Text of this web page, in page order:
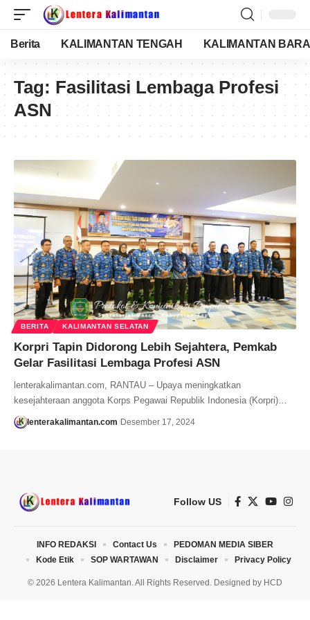
Berita KALIMANTAN TENGAH KALIMANTAN
Tag: Fasilitasi Lembaga Profesi
ASN
BERITA KALIMANTAN SELATAN
Korpri Tapin Didorong Lebih Sejahtera, Pemkab
Gelar Fasilitasi Lembaga Profesi ASN
lenterakalimantan.com, RANTAU – Upaya meningkatkan
kesejahteraan anggota Korps Pegawai Republik Indonesia (Korpri)…
lenterakalimantan.com Desember 17, 2024
Follow US
© 2026 Lentera Kalimantan. All Rights Reserved. Designed by HCD
INFO REDAKSI Contact Us
PEDOMAN MEDIA SIBER
Kode Etik
SOP WARTAWAN Disclaimer Privacy Policy